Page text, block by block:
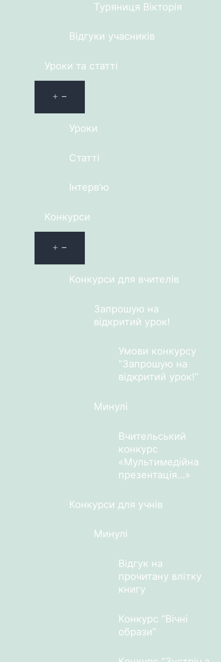
Туряниця Вікторія
Відгуки учасників
Уроки та статті
Уроки
Статті
Інтерв’ю
Конкурси
Конкурси для вчителів
Запрошую на
відкритий урок!
Умови конкурсу
“Запрошую на
відкритий урок!”
Минулі
Вчительський
конкурс
«Мультимедійна
презентація…»
Конкурси для учнів
Минулі
Відгук на
прочитану влітку
книгу
Конкурс “Вічні
образи”